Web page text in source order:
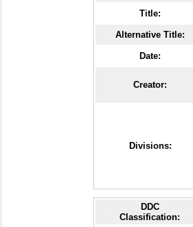
Title:
Alternative Title:
Date:
Creator:
Divisions:
DDC
Classification: